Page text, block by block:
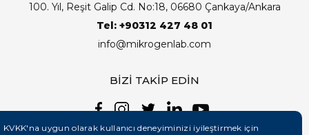
100. Yıl, Reşit Galip Cd. No:18, 06680 Çankaya/Ankara
Tel: +90312 427 48 01
info@mikrogenlab.com
BİZİ TAKİP EDİN
KVKK'na uygun olarak kullanıcı deneyiminizi iyileştirmek için